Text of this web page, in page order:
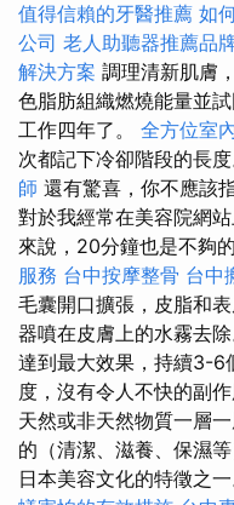
值得信賴的牙醫推薦 如
公司 老人助聽器推薦品
解決方案 調理清新肌膚
色脂肪組織燃燒能量並
工作四年了。 全方位室
次都記下冷卻階段的長度
師 還有驚喜，你不應該
對於我經常在美容院網
來說，20分鐘也是不夠
服務 台中按摩整骨 台中
毛囊開口擴張，皮脂和
器噴在皮膚上的水霧去
達到最大效果，持續3-6
度，沒有令人不快的副作
天然或非天然物質一層
的（清潔、滋養、保濕
日本美容文化的特徵之一